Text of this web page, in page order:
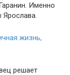
Именно
жизнь,
решает